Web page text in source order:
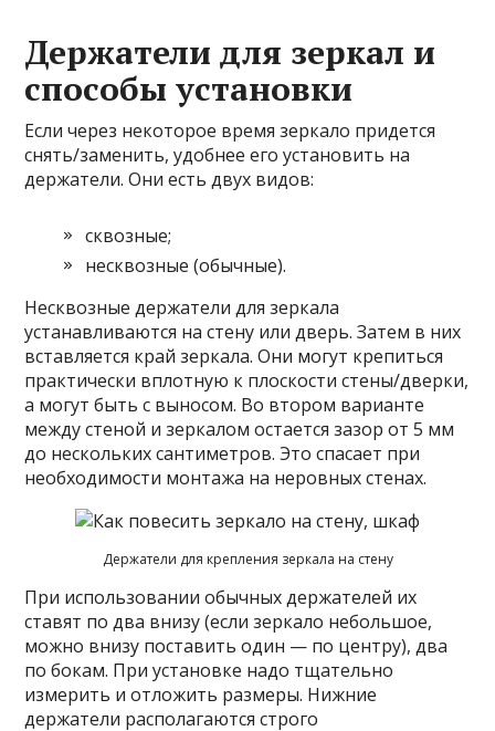
Держатели для зеркал и
способы установки
Если через некоторое время зеркало придется
снять/заменить, удобнее его установить на
держатели. Они есть двух видов:
сквозные;
несквозные (обычные).
Несквозные держатели для зеркала
устанавливаются на стену или дверь. Затем в них
вставляется край зеркала. Они могут крепиться
практически вплотную к плоскости стены/дверки,
а могут быть с выносом. Во втором варианте
между стеной и зеркалом остается зазор от 5 мм
до нескольких сантиметров. Это спасает при
необходимости монтажа на неровных стенах.
Держатели для крепления зеркала на стену
При использовании обычных держателей их
ставят по два внизу (если зеркало небольшое,
можно внизу поставить один — по центру), два
по бокам. При установке надо тщательно
измерить и отложить размеры. Нижние
держатели располагаются строго